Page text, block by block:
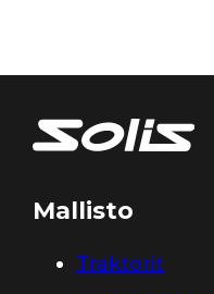
Mallisto
Traktorit